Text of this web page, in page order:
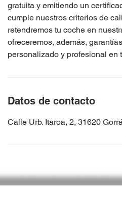
gratuita y emitiendo un
cumple nuestros criterios de
retendremos tu coche en
ofreceremos, además,
personalizado y profesional en
Datos de contacto
Calle Urb. Itaroa, 2, 31620